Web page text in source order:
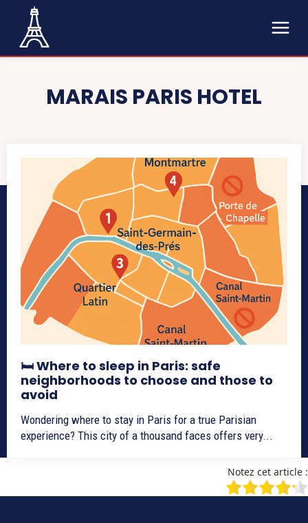
MARAIS PARIS HOTEL
🛏️ Where to sleep in Paris: safe
neighborhoods to choose and those to
avoid
Wondering where to stay in Paris for a true Parisian
experience? This city of a thousand faces offers very...
Notez cet article :